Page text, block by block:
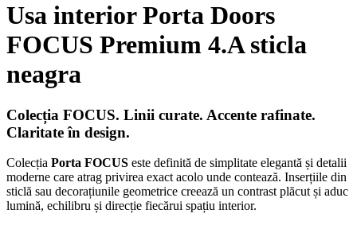
Usa interior Porta Doors
FOCUS Premium 4.A sticla
neagra
Colecția FOCUS. Linii curate. Accente rafinate.
Claritate în design.
Colecția Porta FOCUS este definită de simplitate elegantă și detalii
moderne care atrag privirea exact acolo unde contează. Inserțiile din
sticlă sau decorațiunile geometrice creează un contrast plăcut și aduc
lumină, echilibru și direcție fiecărui spațiu interior.